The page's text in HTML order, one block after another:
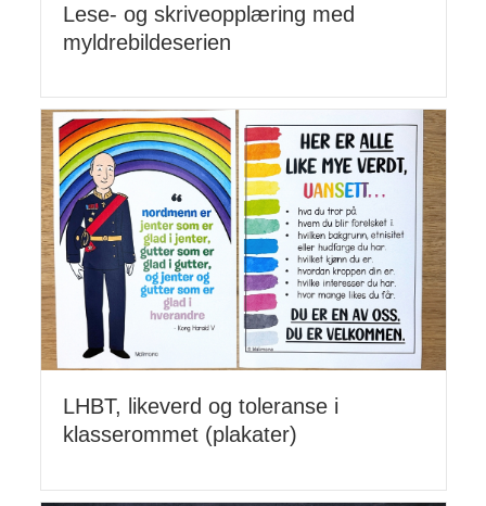
Lese- og skriveopplæring med
myldrebildeserien
LHBT, likeverd og toleranse i
klasserommet (plakater)